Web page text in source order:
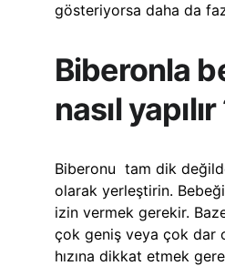
gösteriyorsa daha da
Biberonla
nasıl yapılır
Biberonu  tam dik
olarak yerleştirin.
izin vermek gerekir.
çok geniş veya çok dar
hızına dikkat etmek